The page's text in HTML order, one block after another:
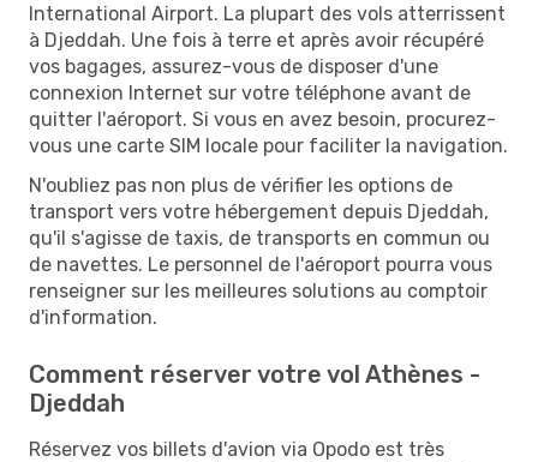
International Airport. La plupart des vols atterrissent
à Djeddah. Une fois à terre et après avoir récupéré
vos bagages, assurez-vous de disposer d'une
connexion Internet sur votre téléphone avant de
quitter l'aéroport. Si vous en avez besoin, procurez-
vous une carte SIM locale pour faciliter la navigation.
N'oubliez pas non plus de vérifier les options de
transport vers votre hébergement depuis Djeddah,
qu'il s'agisse de taxis, de transports en commun ou
de navettes. Le personnel de l'aéroport pourra vous
renseigner sur les meilleures solutions au comptoir
d'information.
Comment réserver votre vol Athènes -
Djeddah
Réservez vos billets d'avion via Opodo est très